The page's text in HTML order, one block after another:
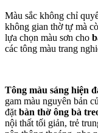
Màu sắc không chỉ
không gian thờ tự mà
lựa chọn màu sơn cho
các tông màu trang
Tông màu sáng hiện
gam màu nguyên bản
đặt bàn thờ ông bà
nội thất tối giản, trẻ